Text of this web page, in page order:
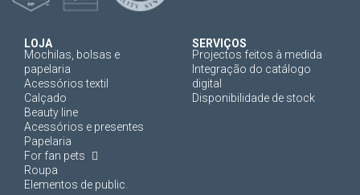
LOJA
Mochilas, bolsas e
papelaria
Acessórios textil
Calçado
Beauty line
Acessórios e presentes
Papelaria
For fan pets
Roupa
Elementos de public.
SERVIÇOS
Projectos feitos à medida
Integração do catálogo
digital
Disponibilidade de stock